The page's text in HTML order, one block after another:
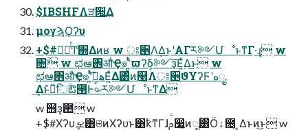
$IBSHFΛੜ੒͢Δ
μογϡϘʔυ
+$#ಋೖͬͯͲ͏΍Δͷʁ w ਃ੥Λ͢Δ͜ͱʹΑΓར༻ՄೳͱͳΓ·͢ɻ w
৚݅ w ಛఆ঎औҾ๏ʹ͍ͭͯϖʔδ͕༻ҙ͞Ε͍ͯΔ͜ͱ w
ಛఆ঎औҾ๏ʹ͍ͭͯهࡌ͞Ε͍ͯΔ͸ͣͷ߲໨Λਃ੥ϑΥʔϜʹهೖ
͢Δͱ̎̏िؒఔ౓Ͱ৹ࠪޙར༻ՄೳͱͳΔ
w ஫ҙ఺ w
+$#Χʔυܾࡁ͸ଞͷΧʔυͱ͸ҟͳΓɺࢧ෷͍ͷೖۚ͸̏̌Ӧۀ೔͔ ͔Δͱͷ͜ͱ w